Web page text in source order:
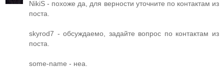
NikiS - похоже да, для верности уточните по контактам из
поста.
skyrod7 - обсуждаемо, задайте вопрос по контактам из
поста.
some-name - неа.